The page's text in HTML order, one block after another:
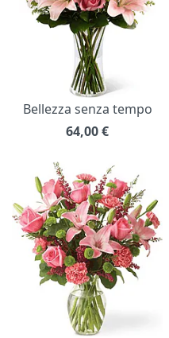
Bellezza senza tempo
64,00€